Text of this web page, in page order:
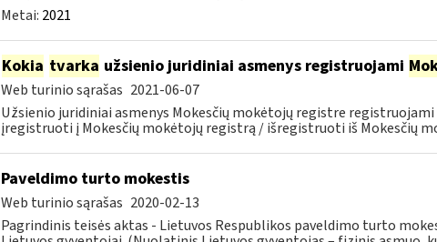
Metai: 2021
Kokia tvarka užsienio juridiniai asmenys registruojami
Web turinio sąrašas 2021-06-07
Užsienio juridiniai asmenys Mokesčių mokėtojų registre
įregistruoti į Mokesčių mokėtojų registrą / išregistruoti iš Mokesčių
Paveldimo turto mokestis
Web turinio sąrašas 2020-02-13
Pagrindinis teisės aktas - Lietuvos Respublikos paveldimo turto